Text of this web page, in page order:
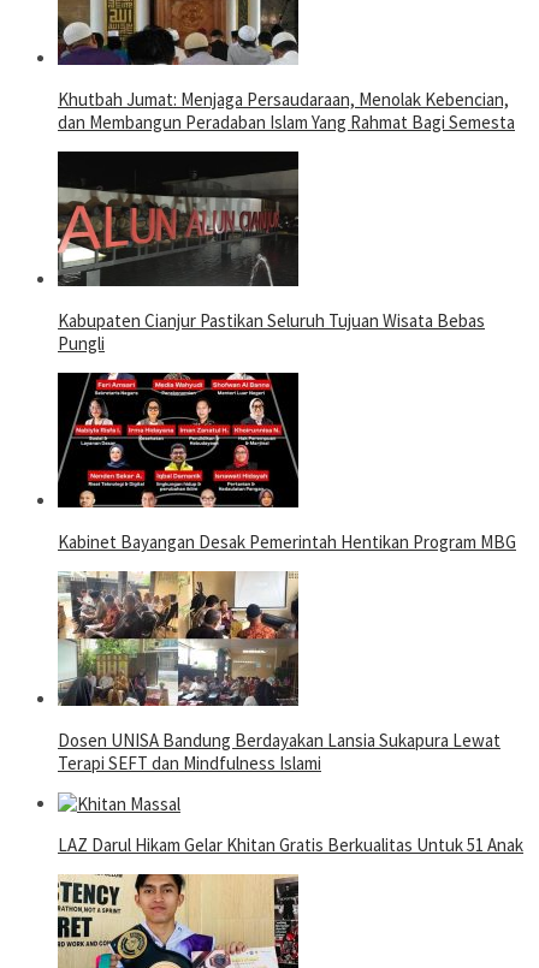
Khutbah Jumat: Menjaga Persaudaraan, Menolak Kebencian,
dan Membangun Peradaban Islam Yang Rahmat Bagi Semesta
Kabupaten Cianjur Pastikan Seluruh Tujuan Wisata Bebas
Pungli
Kabinet Bayangan Desak Pemerintah Hentikan Program MBG
Dosen UNISA Bandung Berdayakan Lansia Sukapura Lewat
Terapi SEFT dan Mindfulness Islami
LAZ Darul Hikam Gelar Khitan Gratis Berkualitas Untuk 51 Anak